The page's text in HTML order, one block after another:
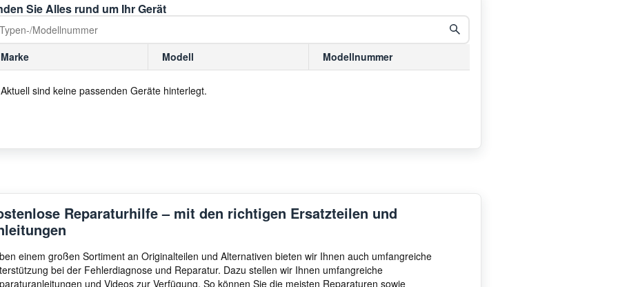
Sie Alles rund um Ihr Gerät
Marke Modell Modellnummer
Aktuell sind keine passenden Geräte hinterlegt.
Reparaturhilfe – mit den richtigen Ersatzteilen und
einem großen Sortiment an Originalteilen und Alternativen bieten wir Ihnen auch umfangreiche
bei der Fehlerdiagnose und Reparatur. Dazu stellen wir Ihnen umfangreiche
und Videos zur Verfügung. So können Sie die meisten Reparaturen sowie